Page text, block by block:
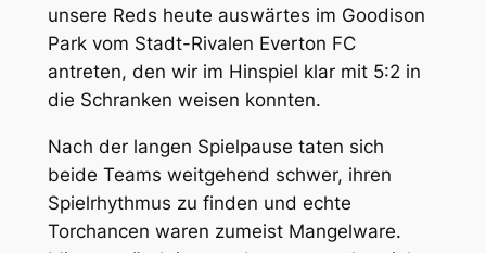
unsere Reds heute auswärtes im Goodison
Park vom Stadt-Rivalen Everton FC
antreten, den wir im Hinspiel klar mit 5:2 in
die Schranken weisen konnten.
Nach der langen Spielpause taten sich
beide Teams weitgehend schwer, ihren
Spielrhythmus zu finden und echte
Torchancen waren zumeist Mangelware.